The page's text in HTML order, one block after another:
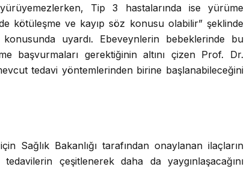
Tip 3 hastalarında ise yürüme
kötüleşme ve kayıp söz konusu olabilir” şeklinde
uyardı. Ebeveynlerin bebeklerinde bu
başvurmaları gerektiğinin altını çizen Prof. Dr.
tedavi yöntemlerinden birine başlanabileceğini
Sağlık Bakanlığı tarafından onaylanan ilaçların
çeşitlenerek daha da yaygınlaşacağını